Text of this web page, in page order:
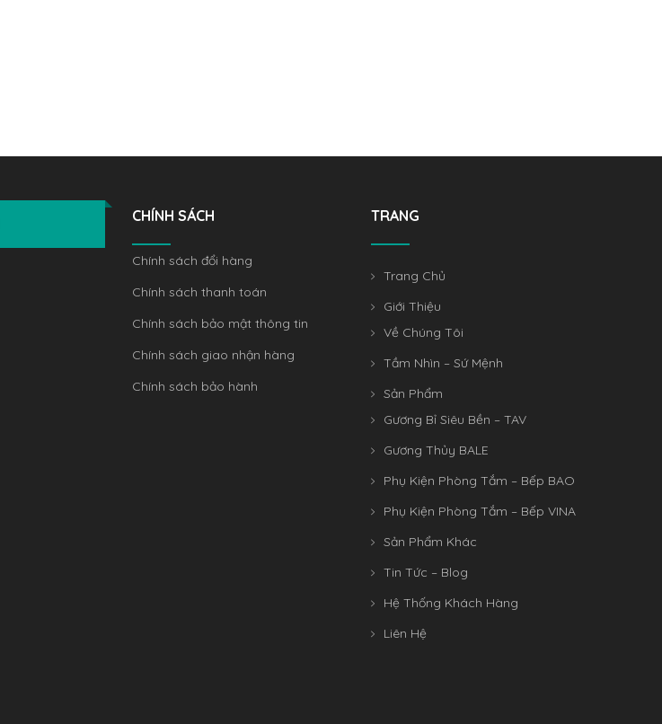
CHÍNH SÁCH
Chính sách đổi hàng
Chính sách thanh toán
Chính sách bảo mật thông tin
Chính sách giao nhận hàng
Chính sách bảo hành
TRANG
Trang Chủ
Giới Thiệu
Về Chúng Tôi
Tầm Nhìn – Sứ Mệnh
Sản Phẩm
Gương Bỉ Siêu Bền – TAV
Gương Thủy BALE
Phụ Kiện Phòng Tắm – Bếp BAO
Phụ Kiện Phòng Tắm – Bếp VINA
Sản Phẩm Khác
Tin Tức – Blog
Hệ Thống Khách Hàng
Liên Hệ